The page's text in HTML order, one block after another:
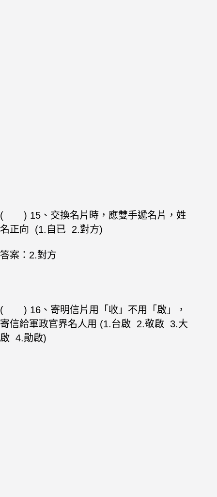
( ) 15、交換名片時，應雙手遞名片，姓
名正向 (1.自已 2.對方)
答案：2.對方
( ) 16、寄明信片用「收」不用「啟」，
寄信給軍政官界名人用 (1.台啟 2.敬啟 3.大
啟 4.勛啟)